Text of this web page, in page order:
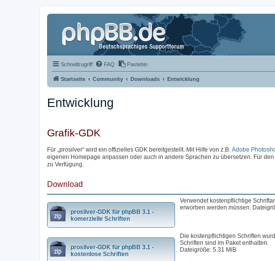
Schnellzugriff FAQ Pastebin
Startseite Community Downloads Entwicklung
Entwicklung
Grafik-GDK
Für „prosilver“ wird ein offizielles GDK bereitgestellt. Mit Hilfe von z.B. Adobe
eigenen Homepage anpassen oder auch in andere Sprachen zu übersetzen. Für
zu Verfügung.
Download
prosilver-GDK für phpBB 3.1 -
komerzielle Schriften
Verwendet kostenpflichtige
erworben werden müssen.
prosilver-GDK für phpBB 3.1 -
kostenlose Schriften
Die kostenpflichtigen Schriften
Schriften sind im Paket enthalten.
Dateigröße: 5.31 MiB